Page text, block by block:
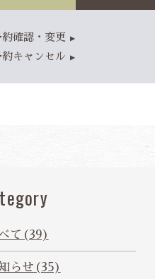
約確認・変更
約キャンセル
て(39)
らせ(35)